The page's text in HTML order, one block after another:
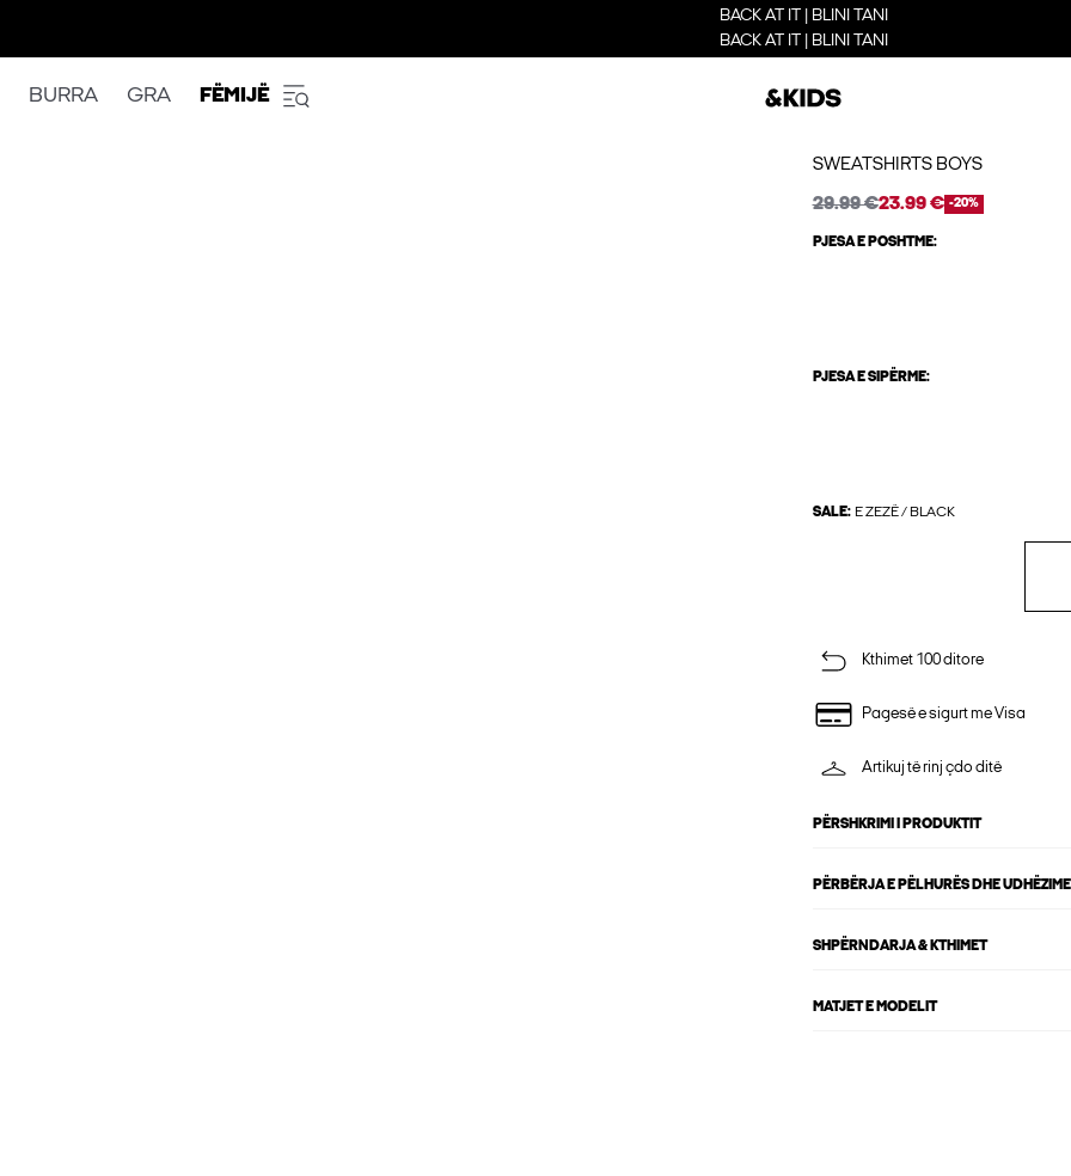
BACK AT IT | BLINI TANI
BACK AT IT | BLINI TANI
BURRA GRA FËMIJË
SWEATSHIRTS BOYS
29.99 €23.99 € -20%
PJESA E POSHTME:
PJESA E SIPËRME:
SALE: E ZEZË / BLACK
Kthimet 100 ditore
Pagesë e sigurt me Visa
Artikuj të rinj çdo ditë
PËRSHKRIMI I PRODUKTIT
PËRBËRJA E PËLHURËS DHE
SHPËRNDARJA & KTHIMET
MATJET E MODELIT